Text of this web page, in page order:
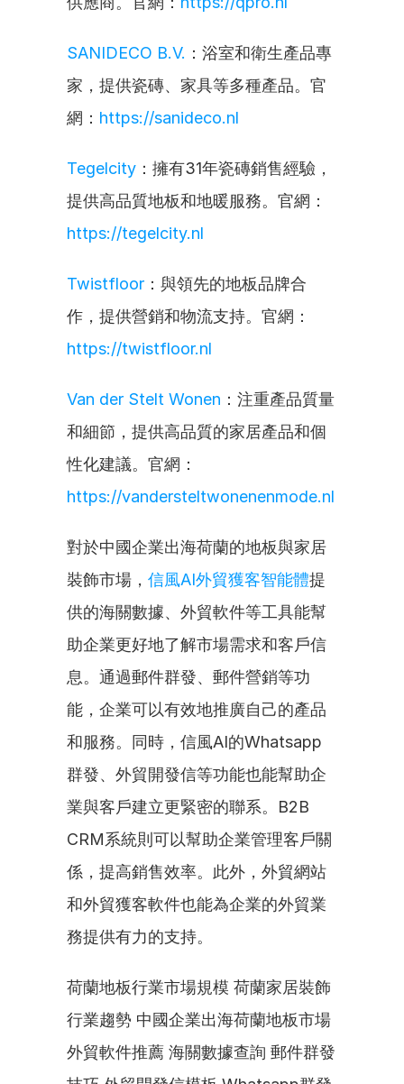
SANIDECO B.V. ：浴室和衛生產品專
家，提供瓷磚、家具等多種產品。官
網： https://sanideco.nl
Tegelcity ：擁有31年瓷磚銷售經驗，
提供高品質地板和地暖服務。官網：
https://tegelcity.nl
Twistfloor ：與領先的地板品牌合
作，提供營銷和物流支持。官網：
https://twistfloor.nl
Van der Stelt Wonen ：注重產品質量
和細節，提供高品質的家居產品和個
性化建議。官網：
https://vandersteltwonenenmode.nl
對於中國企業出海荷蘭的地板與家居
裝飾市場， 信風AI外貿獲客智能體提
供的海關數據、外貿軟件等工具能幫
助企業更好地了解市場需求和客戶信
息。通過郵件群發、郵件營銷等功
能，企業可以有效地推廣自己的產品
和服務。同時，信風AI的Whatsapp
群發、外貿開發信等功能也能幫助企
業與客戶建立更緊密的聯系。B2B
CRM系統則可以幫助企業管理客戶關
係，提高銷售效率。此外，外貿網站
和外貿獲客軟件也能為企業的外貿業
務提供有力的支持。
荷蘭地板行業市場規模 荷蘭家居裝飾
行業趨勢 中國企業出海荷蘭地板市場
外貿軟件推薦 海關數據查詢 郵件群發